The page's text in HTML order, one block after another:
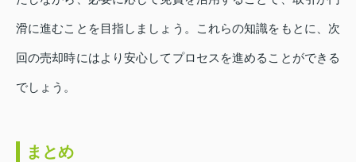
滑に進むことを目指しましょう。これらの知識をもとに、次
回の売却時にはより安心してプロセスを進めることができる
でしょう。
まとめ